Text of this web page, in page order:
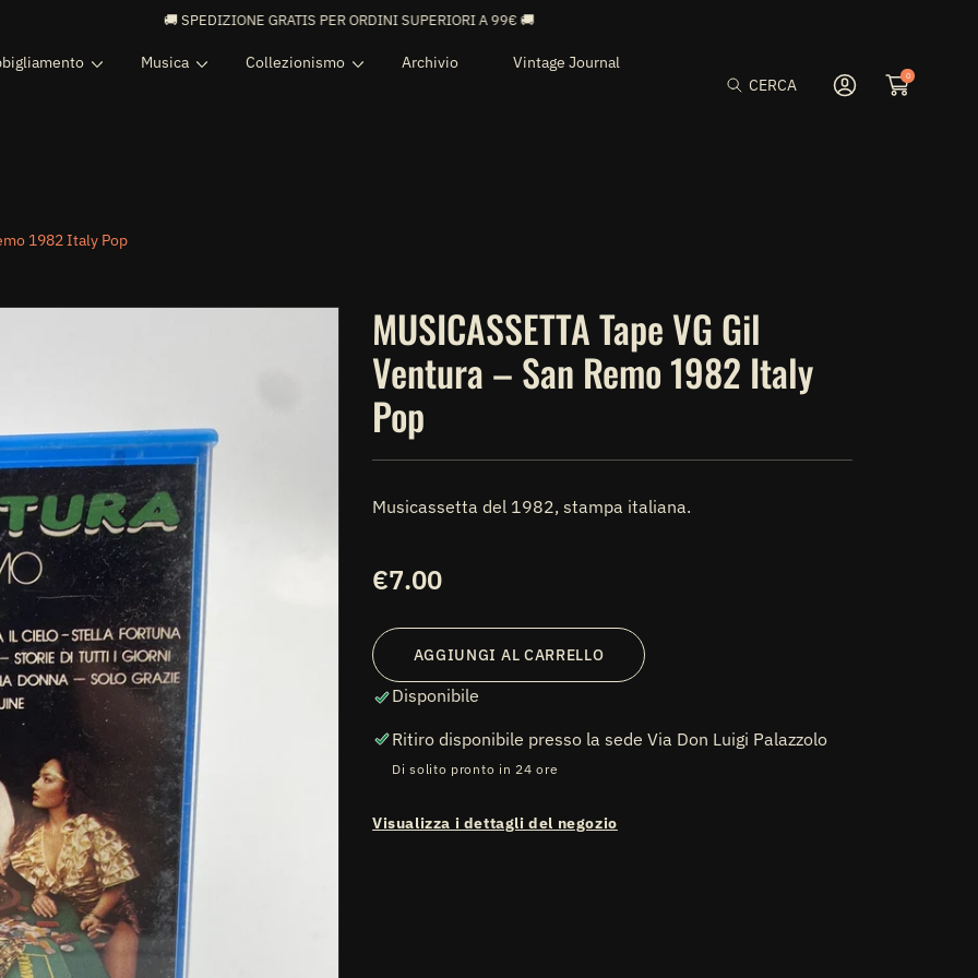
🚚 SPEDIZIONE GRATIS PER ORDINI SUPERIORI A 99€ 🚚
Musica Collezionismo Archivio Vintage Journal
CERCA Accedi
0
1982 Italy Pop
MUSICASSETTA Tape VG Gil
Ventura – San Remo 1982 Italy
Pop
Musicassetta del 1982, stampa italiana.
Prezzo
listino
€7.00
AGGIUNGI AL CARRELLO
Disponibile
Ritiro disponibile presso la sedeVia Don Luigi Palazzolo
Di solito pronto in 24 ore
Visualizza i dettagli del negozio